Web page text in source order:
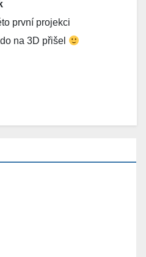
první projekci
na 3D přišel